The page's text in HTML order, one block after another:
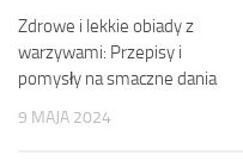
Zdrowe i lekkie obiady z
warzywami: Przepisy i
pomysły na smaczne dania
9 MAJA 2024